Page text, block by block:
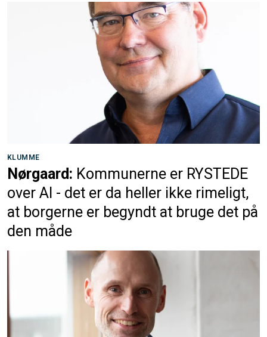
KLUMME
Nørgaard: Kommunerne er RYSTEDE
over AI - det er da heller ikke rimeligt,
at borgerne er begyndt at bruge det på
den måde